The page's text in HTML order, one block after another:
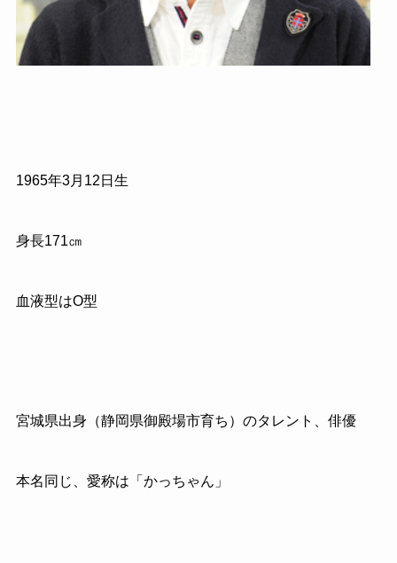
1965年3月 12 日生
身長171㎝
血液型はO型
宮城県出身（静岡県御殿場市育ち）のタレント、俳優
本名同じ、愛称は「かっちゃん」